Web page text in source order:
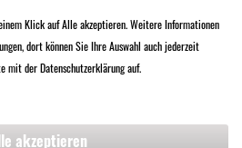
Klick auf Alle akzeptieren. Weitere Informationen
dort können Sie Ihre Auswahl auch jederzeit
mit der Datenschutzerklärung auf.
akzeptieren